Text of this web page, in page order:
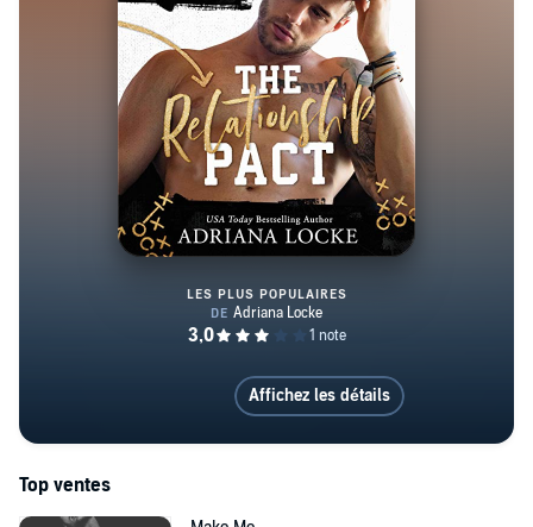
LES PLUS POPULAIRES
Affichez les détails
Top ventes